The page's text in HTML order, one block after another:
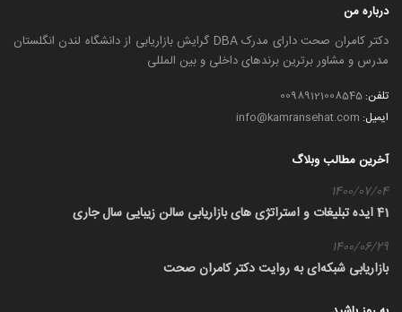
درباره من
دکتر کامران صحت دارای مدرک DBA گرایش بازاریابی از دانشگاه لندن انگلستان
مدرس و مشاور برترین برندهای داخلی و بین المللی
تلفن:
ایمیل:
آخرین مطالب وبلاگ
1400/07/04
41 ایده تبلیغات و استراتژی های بازاریابی سالن زیبایی سال جاری
1400/06/29
بازاریابی شبکه‌ای به روایت دکتر کامران صحت